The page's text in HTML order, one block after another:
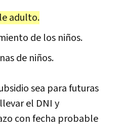
adulto.
de los niños.
de niños.
sea para futuras
el DNI y
con fecha probable